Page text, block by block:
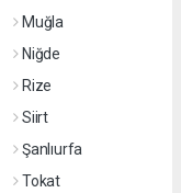
Muğla
Niğde
Rize
Siirt
Şanlıurfa
Tokat